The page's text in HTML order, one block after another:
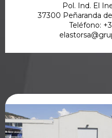
Pol. Ind. El
37300 Peñaranda
Teléfono: